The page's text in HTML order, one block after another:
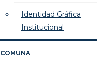
Identidad Gráfica
Institucional
COMUNA